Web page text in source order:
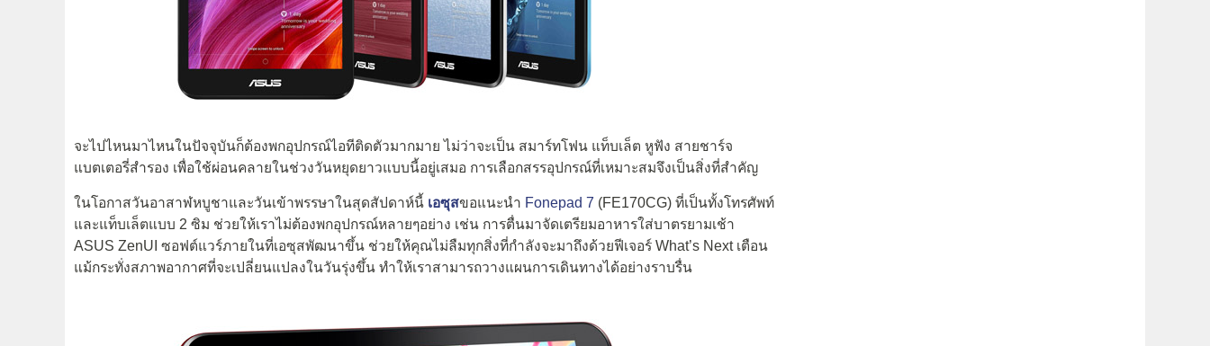
จะไปไหนมาไหนในปัจจุบันก็ต้องพกอุปกรณ์ไอทีติดตัวมากมาย ไม่ว่าจะเป็น สมาร์ทโฟน แท็บเล็ต หูฟัง สายชาร์จ
แบตเตอรี่สำรอง เพื่อใช้ผ่อนคลายในช่วงวันหยุดยาวแบบนี้อยู่เสมอ การเลือกสรรอุปกรณ์ที่เหมาะสมจึงเป็นสิ่งที่สำคัญ
ในโอกาสวันอาสาฬหบูชาและวันเข้าพรรษาในสุดสัปดาห์นี้ เอซุสขอแนะนำ Fonepad 7 (FE170CG) ที่เป็นทั้งโทรศัพท์
และแท็บเล็ตแบบ 2 ซิม ช่วยให้เราไม่ต้องพกอุปกรณ์หลายๆอย่าง เช่น การตื่นมาจัดเตรียมอาหารใส่บาตรยามเช้า
ASUS ZenUI ซอฟต์แวร์ภายในที่เอซุสพัฒนาขึ้น ช่วยให้คุณไม่ลืมทุกสิ่งที่กำลังจะมาถึงด้วยฟีเจอร์ What’s Next เตือน
แม้กระทั่งสภาพอากาศที่จะเปลี่ยนแปลงในวันรุ่งขึ้น ทำให้เราสามารถวางแผนการเดินทางได้อย่างราบรื่น